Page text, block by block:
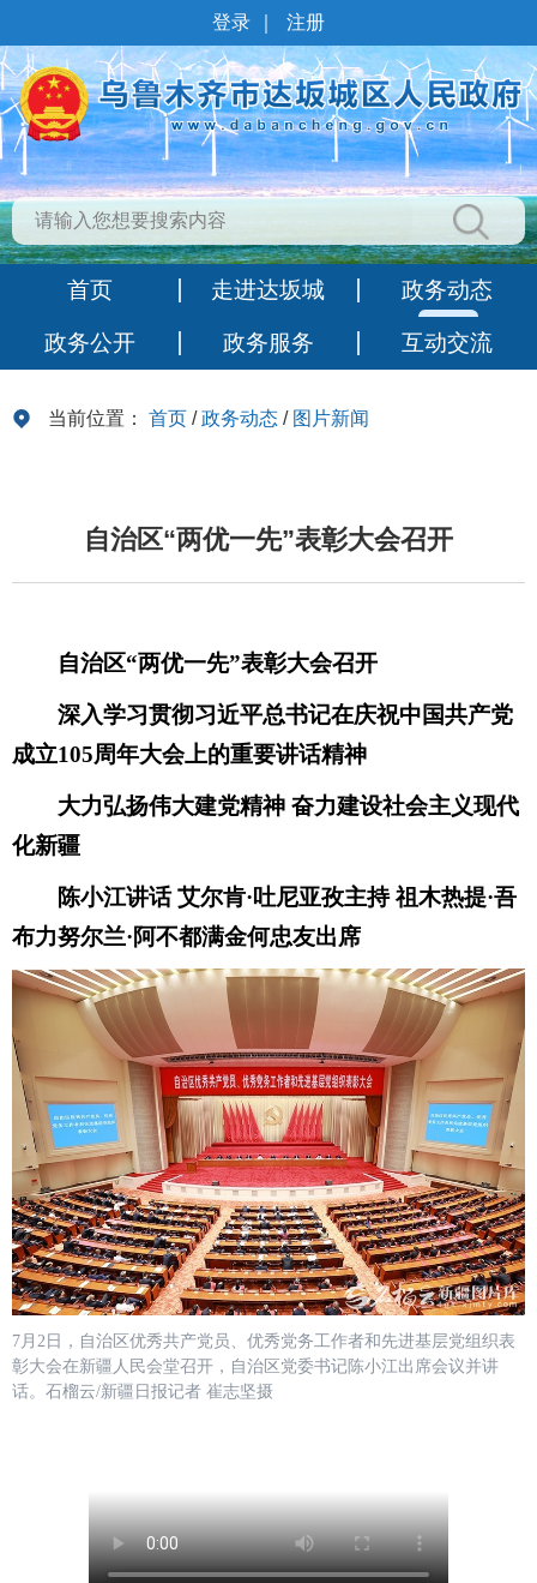
登录 注册
首页 走进达坂城 政务动态
政务公开 政务服务 互动交流
当前位置： 首页 /政务动态 / 图片新闻
自治区“两优一先”表彰大会召开
自治区“两优一先”表彰大会召开
深入学习贯彻习近平总书记在庆祝中国共产党
成立105周年大会上的重要讲话精神
大力弘扬伟大建党精神 奋力建设社会主义现代
化新疆
陈小江讲话 艾尔肯·吐尼亚孜主持 祖木热提·吾
布力努尔兰·阿不都满金何忠友出席
7月2日，自治区优秀共产党员、优秀党务工作者和先进基层党组织表
彰大会在新疆人民会堂召开，自治区党委书记陈小江出席会议并讲
话。石榴云/新疆日报记者 崔志坚摄